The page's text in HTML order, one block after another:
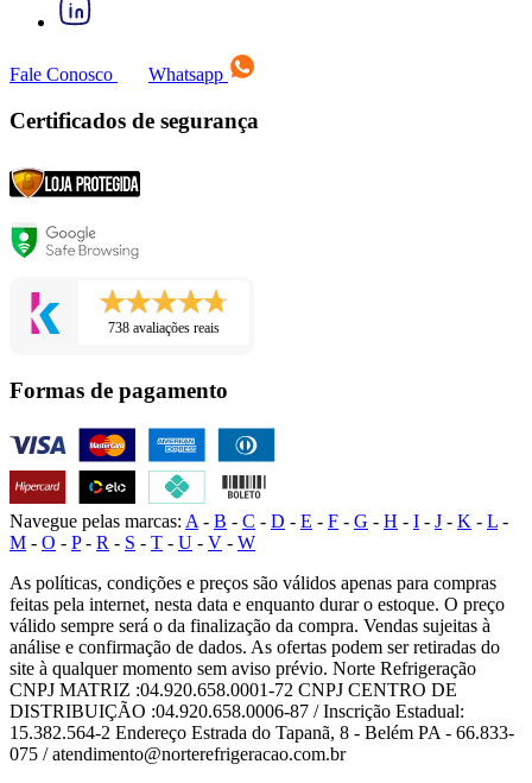
Fale Conosco Whatsapp
Certificados de segurança
738 avaliações reais
Formas de pagamento
Navegue pelas marcas: A - B - C - D - E - F - G - H - I - J - K - L -
M - O - P- R - S - T - U - V - W
As políticas, condições e preços são válidos apenas para compras
feitas pela internet, nesta data e enquanto durar o estoque. O preço
válido sempre será o da finalização da compra. Vendas sujeitas à
análise e confirmação de dados. As ofertas podem ser retiradas do
site à qualquer momento sem aviso prévio. Norte Refrigeração
CNPJ MATRIZ :04.920.658.0001-72 CNPJ CENTRO DE
DISTRIBUIÇÃO :04.920.658.0006-87 / Inscrição Estadual:
15.382.564-2 Endereço Estrada do Tapanã, 8 - Belém PA - 66.833-
075 / atendimento@norterefrigeracao.com.br